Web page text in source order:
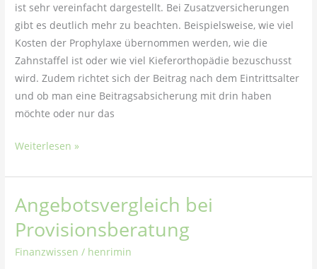
ist sehr vereinfacht dargestellt. Bei Zusatzversicherungen
gibt es deutlich mehr zu beachten. Beispielsweise, wie viel
Kosten der Prophylaxe übernommen werden, wie die
Zahnstaffel ist oder wie viel Kieferorthopädie bezuschusst
wird. Zudem richtet sich der Beitrag nach dem Eintrittsalter
und ob man eine Beitragsabsicherung mit drin haben
möchte oder nur das
Weiterlesen »
Angebotsvergleich bei
Provisionsberatung
Finanzwissen / henrimin
Angebotsvergleich
Provisionsberatung